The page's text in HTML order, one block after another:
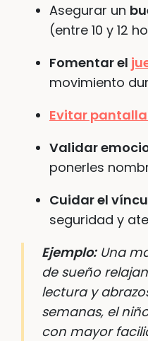
Asegurar un
(entre 10 y 12
Fomentar el
movimiento
Evitar
Validar
ponerles
Cuidar el
seguridad y
Ejemplo: Una
de sueño
lectura y
semanas, el
con mayor